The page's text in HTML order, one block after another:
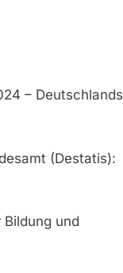
– Deutschlands
(Destatis):
und